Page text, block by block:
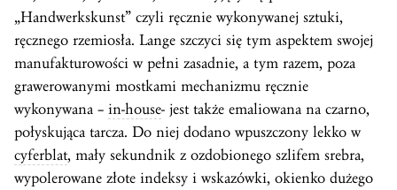
„Handwerkskunst” czyli ręcznie wykonywanej sztuki,
ręcznego rzemiosła. Lange szczyci się tym aspektem swojej
manufakturowości w pełni zasadnie, a tym razem, poza
grawerowanymi mostkami mechanizmu ręcznie
wykonywana – in-house- jest także emaliowana na czarno,
połyskująca tarcza. Do niej dodano wpuszczony lekko w
cyferblat, mały sekundnik z ozdobionego szlifem srebra,
wypolerowane złote indeksy i wskazówki, okienko dużego